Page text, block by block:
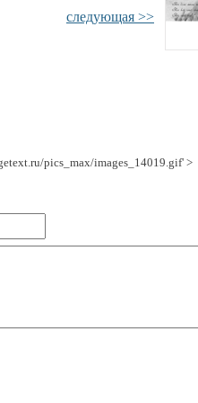
следующая >>
pics_max/images_14019.gif' >